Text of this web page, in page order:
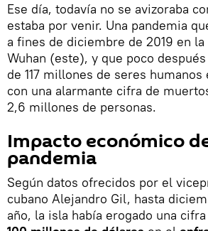
Ese día, todavía no se avizoraba
estaba por venir. Una pandemia
a fines de diciembre de 2019 en
Wuhan (este), y que poco
de 117 millones de seres humanos
con una alarmante cifra de
2,6 millones de personas.
Impacto económico
pandemia
Según datos ofrecidos por el
cubano Alejandro Gil, hasta
año, la isla había erogado una